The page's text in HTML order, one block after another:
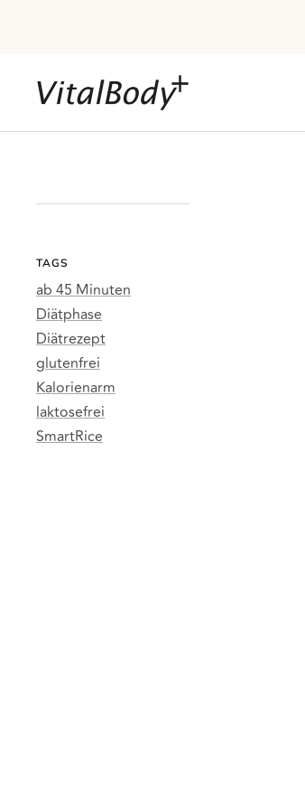
VitalBodyPLUS.de
TAGS
ab 45 Minuten
Diätphase
Diätrezept
glutenfrei
Kalorienarm
laktosefrei
SmartRice